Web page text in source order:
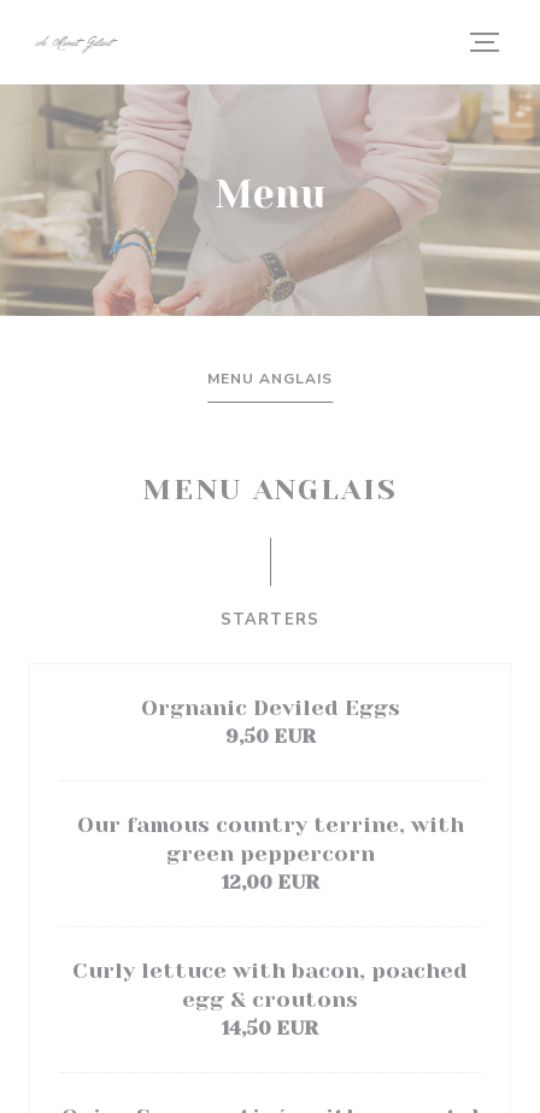
Menu
MENU ANGLAIS
MENU ANGLAIS
STARTERS
Orgnanic Deviled Eggs
9,50 EUR
Our famous country terrine, with
green peppercorn
12,00 EUR
Curly lettuce with bacon, poached
egg & croutons
14,50 EUR